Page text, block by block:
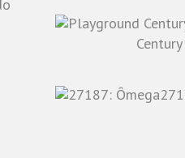
Century